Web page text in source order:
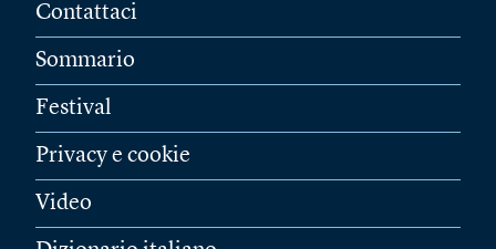
Contattaci
Sommario
Festival
Privacy e cookie
Video